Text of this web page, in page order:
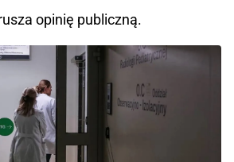
opinię publiczną.